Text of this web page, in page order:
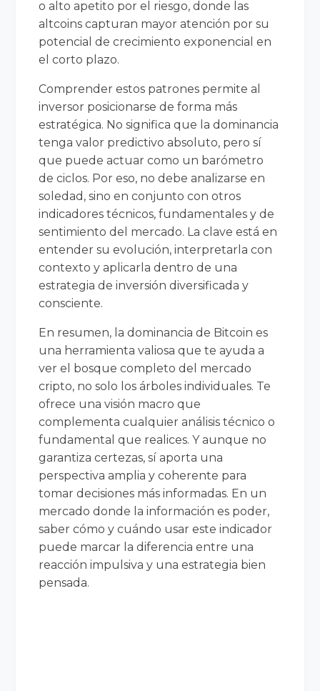
o alto apetito por el riesgo, donde las
altcoins capturan mayor atención por su
potencial de crecimiento exponencial en
el corto plazo.
Comprender estos patrones permite al
inversor posicionarse de forma más
estratégica. No significa que la dominancia
tenga valor predictivo absoluto, pero sí
que puede actuar como un barómetro
de ciclos. Por eso, no debe analizarse en
soledad, sino en conjunto con otros
indicadores técnicos, fundamentales y de
sentimiento del mercado. La clave está en
entender su evolución, interpretarla con
contexto y aplicarla dentro de una
estrategia de inversión diversificada y
consciente.
En resumen, la dominancia de Bitcoin es
una herramienta valiosa que te ayuda a
ver el bosque completo del mercado
cripto, no solo los árboles individuales. Te
ofrece una visión macro que
complementa cualquier análisis técnico o
fundamental que realices. Y aunque no
garantiza certezas, sí aporta una
perspectiva amplia y coherente para
tomar decisiones más informadas. En un
mercado donde la información es poder,
saber cómo y cuándo usar este indicador
puede marcar la diferencia entre una
reacción impulsiva y una estrategia bien
pensada.